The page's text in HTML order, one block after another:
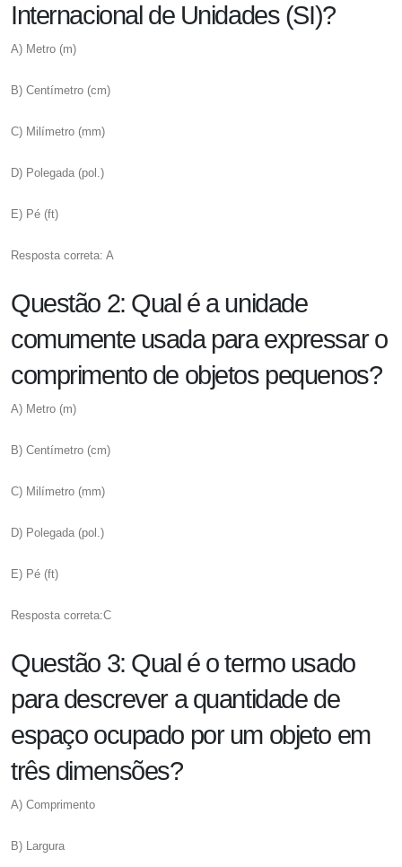
Internacional de Unidades (SI)?
A) Metro (m)
B) Centímetro (cm)
C) Milímetro (mm)
D) Polegada (pol.)
E) Pé (ft)
Resposta correta: A
Questão 2: Qual é a unidade
comumente usada para expressar o
comprimento de objetos pequenos?
A) Metro (m)
B) Centímetro (cm)
C) Milímetro (mm)
D) Polegada (pol.)
E) Pé (ft)
Resposta correta:C
Questão 3: Qual é o termo usado
para descrever a quantidade de
espaço ocupado por um objeto em
três dimensões?
A) Comprimento
B) Largura